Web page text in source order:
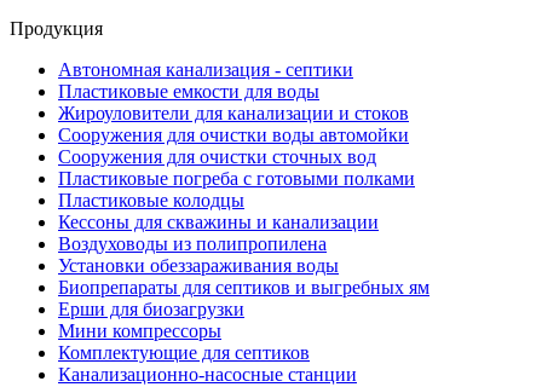
Продукция
Автономная канализация - септики
Пластиковые емкости для воды
Жироуловители для канализации и стоков
Сооружения для очистки воды автомойки
Сооружения для очистки сточных вод
Пластиковые погреба с готовыми полками
Пластиковые колодцы
Кессоны для скважины и канализации
Воздуховоды из полипропилена
Установки обеззараживания воды
Биопрепараты для септиков и выгребных ям
Ерши для биозагрузки
Мини компрессоры
Комплектующие для септиков
Канализационно-насосные станции